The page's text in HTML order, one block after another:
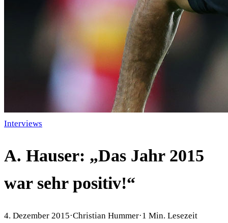
Interviews
A. Hauser: „Das Jahr 2015
war sehr positiv!“
4. Dezember 2015·Christian Hummer·1 Min. Lesezeit